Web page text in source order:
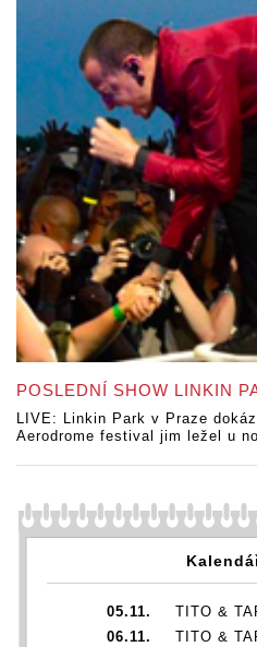
POSLEDNÍ SHOW LINKIN
LIVE: Linkin Park v Praze
Aerodrome festival jim ležel u
05.11.
TITO &
06.11.
TITO &